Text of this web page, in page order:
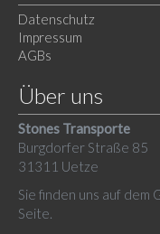
Datenschutz
Impressum
AGBs
Über uns
Stones Transporte
Burgdorfer Straße 85
31311 Uetze
Sie finden uns auf dem
Seite.